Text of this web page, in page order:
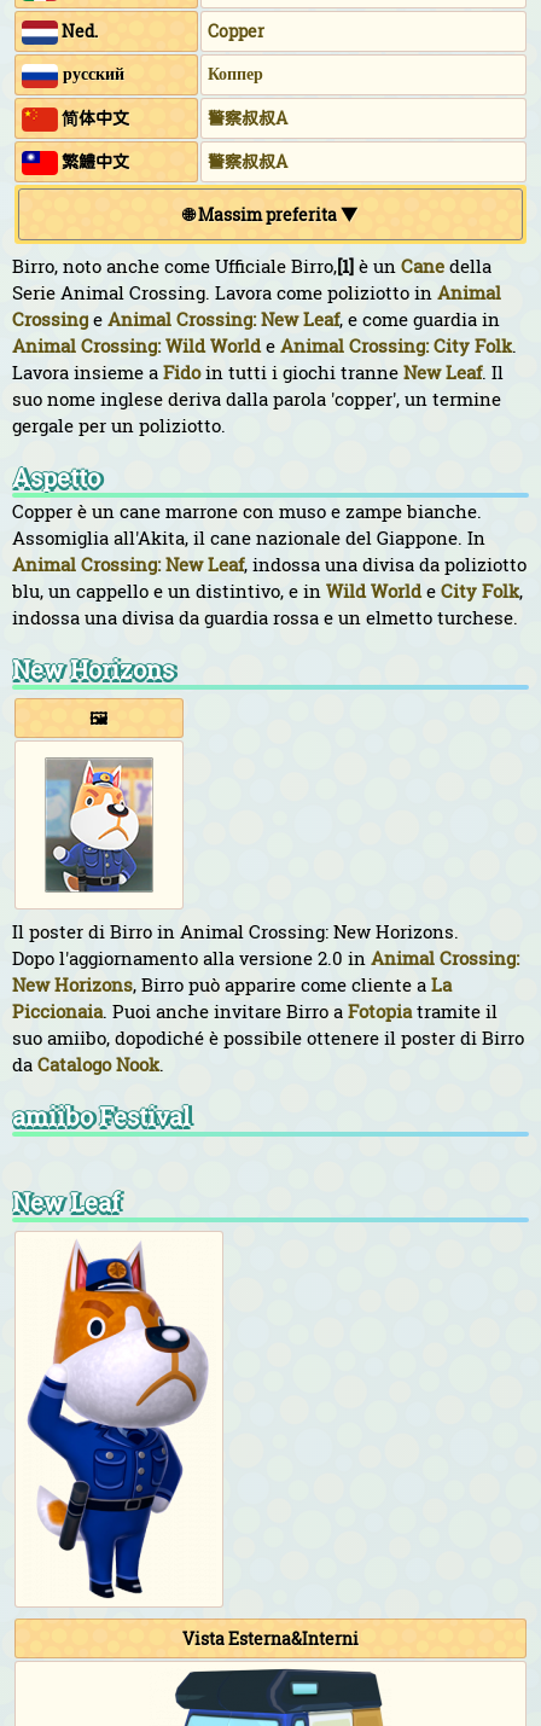
Ned.
Copper
русский Коппер
简体中文
警察叔叔A
繁鱧中文
警察叔叔A
🌐 Massim preferita ▼
Birro, noto anche come Ufficiale Birro,[1] è un Cane della
Serie Animal Crossing. Lavora come poliziotto in Animal
Crossing e Animal Crossing: New Leaf, e come guardia in
Animal Crossing: Wild Worlde Animal Crossing: City Folk.
Lavora insieme a Fidoin tutti i giochi tranne New Leaf. Il
suo nome inglese deriva dalla parola 'copper', un termine
gergale per un poliziotto.
Aspetto
Copper è un cane marrone con muso e zampe bianche.
Assomiglia all'Akita, il cane nazionale del Giappone. In
Animal Crossing: New Leaf, indossa una divisa da poliziotto
blu, un cappello e un distintivo, e in Wild Worlde City Folk,
indossa una divisa da guardia rossa e un elmetto turchese.
New Horizons
🖼️
Il poster di Birro in Animal Crossing: New Horizons.
Dopo l'aggiornamento alla versione 2.0 in Animal Crossing:
New Horizons, Birro può apparire come cliente a La
Piccionaia. Puoi anche invitare Birro a Fotopiatramite il
suo amiibo, dopodiché è possibile ottenere il poster di Birro
da Catalogo Nook.
amiibo Festival
New Leaf
Vista Esterna&Interni